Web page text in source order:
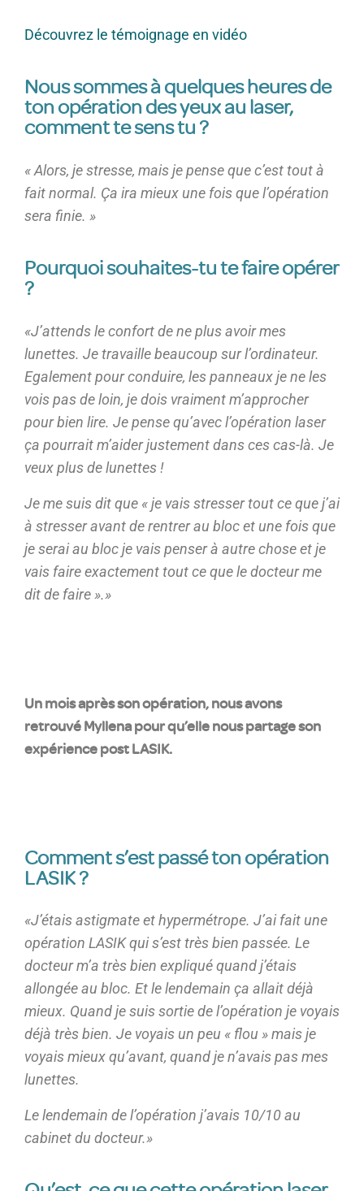
Découvrez le témoignage en vidéo
Nous sommes à quelques heures de
ton opération des yeux au laser,
comment te sens tu ?
« Alors, je stresse, mais je pense que c’est tout à
fait normal. Ça ira mieux une fois que l’opération
sera finie. »
Pourquoi souhaites-tu te faire opérer
?
«J’attends le confort de ne plus avoir mes
lunettes. Je travaille beaucoup sur l’ordinateur.
Egalement pour conduire, les panneaux je ne les
vois pas de loin, je dois vraiment m’approcher
pour bien lire. Je pense qu’avec l’opération laser
ça pourrait m’aider justement dans ces cas-là. Je
veux plus de lunettes !
Je me suis dit que « je vais stresser tout ce que j’ai
à stresser avant de rentrer au bloc et une fois que
je serai au bloc je vais penser à autre chose et je
vais faire exactement tout ce que le docteur me
dit de faire ».»
Un mois après son opération, nous avons
retrouvé Myllena pour qu’elle nous partage son
expérience post LASIK.
Comment s’est passé ton opération
LASIK ?
«J’étais astigmate et hypermétrope. J’ai fait une
opération LASIK qui s’est très bien passée. Le
docteur m’a très bien expliqué quand j’étais
allongée au bloc. Et le lendemain ça allait déjà
mieux. Quand je suis sortie de l’opération je voyais
déjà très bien. Je voyais un peu « flou » mais je
voyais mieux qu’avant, quand je n’avais pas mes
lunettes.
Le lendemain de l’opération j’avais 10/10 au
cabinet du docteur.»